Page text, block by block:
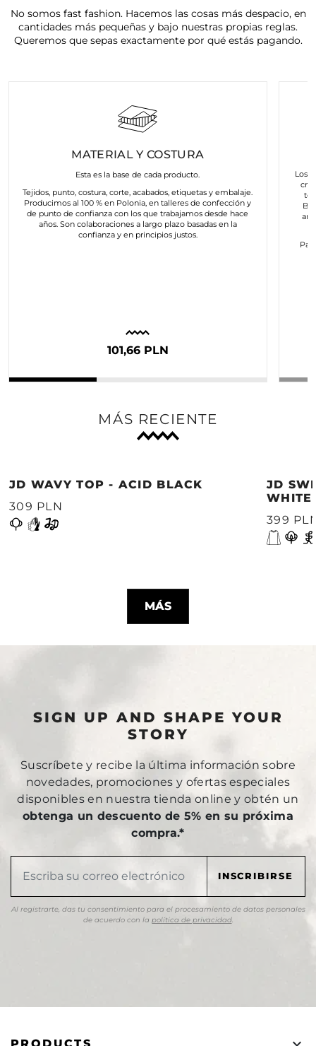
No somos fast fashion. Hacemos las cosas más despacio, en
cantidades más pequeñas y bajo nuestras propias reglas.
Queremos que sepas exactamente por qué estás pagando.
MATERIAL Y COSTURA
Esta es la base de cada producto.
Tejidos, punto, costura, corte, acabados, etiquetas y embalaje.
Producimos al 100 % en Polonia, en talleres de confección y
de punto de confianza con los que trabajamos desde hace
años. Son colaboraciones a largo plazo basadas en la
confianza y en principios justos.
101,66 PLN
Los
MÁS RECIENTE
JD WAVY TOP - ACID BLACK
309 PLN
JD
WHITE
399
MÁS
SIGN UP AND SHAPE YOUR
STORY
Suscríbete y recibe la última información sobre
novedades, promociones y ofertas especiales
disponibles en nuestra tienda online y obtén un
obtenga un descuento de 5% en su próxima
compra.*
Al registrarte, das tu consentimiento para el procesamiento de datos personales
de acuerdo con la política de privacidad.